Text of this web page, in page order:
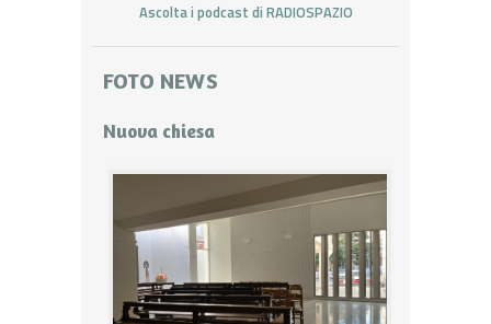
Ascolta i podcast di RADIOSPAZIO
FOTO NEWS
Nuova chiesa